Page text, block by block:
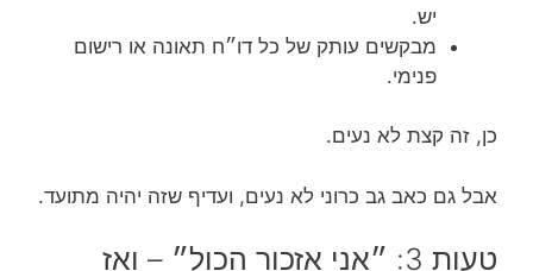
יש.
מבקשים עותק של כל דו״ח תאונה או רישום
פנימי.
כן, זה קצת לא נעים.
אבל גם כאב גב כרוני לא נעים, ועדיף שזה יהיה מתועד.
טעות 3: ״אני אזכור הכול״ – ואז